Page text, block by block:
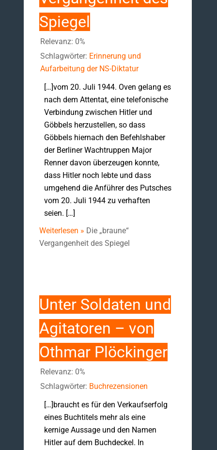
Spiegel
Relevanz: 0%
Schlagwörter: Erinnerung und
Aufarbeitung der NS-Diktatur
[…]vom 20. Juli 1944. Oven gelang es
nach dem Attentat, eine telefonische
Verbindung zwischen Hitler und
Göbbels herzustellen, so dass
Göbbels hiernach den Befehlshaber
der Berliner Wachtruppen Major
Renner davon überzeugen konnte,
dass Hitler noch lebte und dass
umgehend die Anführer des Putsches
vom 20. Juli 1944 zu verhaften
seien. […]
Weiterlesen » Die „braune“
Vergangenheit des Spiegel
Unter Soldaten und
Agitatoren – von
Othmar Plöckinger
Relevanz: 0%
Schlagwörter: Buchrezensionen
[…]braucht es für den Verkaufserfolg
eines Buchtitels mehr als eine
kernige Aussage und den Namen
Hitler auf dem Buchdeckel. In